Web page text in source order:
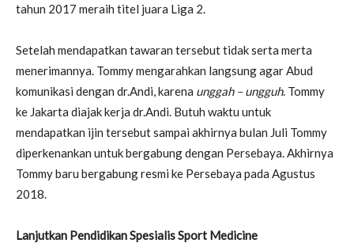
tahun 2017 meraih titel juara Liga 2.
Setelah mendapatkan tawaran tersebut tidak serta merta
menerimannya. Tommy mengarahkan langsung agar Abud
komunikasi dengan dr.Andi, karena unggah – ungguh. Tommy
ke Jakarta diajak kerja dr.Andi. Butuh waktu untuk
mendapatkan ijin tersebut sampai akhirnya bulan Juli Tommy
diperkenankan untuk bergabung dengan Persebaya. Akhirnya
Tommy baru bergabung resmi ke Persebaya pada Agustus
2018.
Lanjutkan Pendidikan Spesialis Sport Medicine